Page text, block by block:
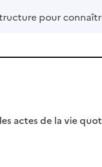
pour
actes de la vie